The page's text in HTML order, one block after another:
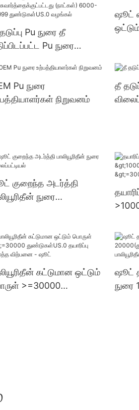
Pu நுரை தீ
Pu நுரை
6000-29999
வழங்கல்
ஷூட்
Pu நுரை
நிறுவனம்
தீ
குறைந்த அடர்த்தி
நுரை
கட்டுமான ஒட்டும்
>=30000
ஷூட்
நுரை